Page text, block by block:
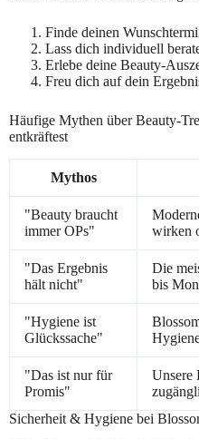
Finde deinen
Lass dich individuell
Erlebe deine Beauty-
Freu dich auf dein
Häufige Mythen über Beauty-
entkräftest
Mythos
"Beauty braucht
immer OPs"
wirken
"Das Ergebnis
hält nicht"
Die
bis
"Hygiene ist
Glückssache"
"Das ist nur für
Promis"
Unsere
Sicherheit & Hygiene bei